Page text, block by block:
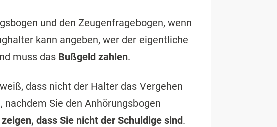
und den Zeugenfragebogen, wenn
kann angeben, wer der eigentliche
muss das Bußgeld zahlen.
dass nicht der Halter das Vergehen
Sie den Anhörungsbogen
zeigen, dass Sie nicht der Schuldige sind.